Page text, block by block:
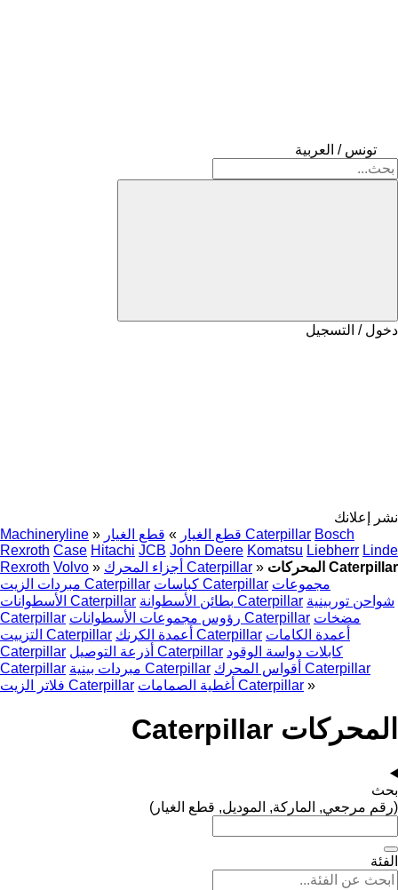
تونس / العربية
دخول / التسجيل
نشر إعلانك
Machineryline » قطع الغيار » قطع الغيار Caterpillar Bosch
Rexroth Case Hitachi JCB John Deere Komatsu Liebherr Linde
Rexroth Volvo » أجزاء المحرك Caterpillar »
المحركات Caterpillar
مبردات الزيت Caterpillar
كباسات Caterpillar مجموعات
الأسطوانات Caterpillar
بطائن الأسطوانة Caterpillar شواحن توربينية
Caterpillar
رؤوس مجموعات الأسطوانات Caterpillar مضخات
التزييت Caterpillar
أعمدة الكرنك Caterpillar أعمدة الكامات
Caterpillar
أذرعة التوصيل Caterpillar كابلات دواسة الوقود
Caterpillar
مبردات بينية Caterpillar
أقواس المحرك Caterpillar
فلاتر الزيت Caterpillar
أغطية الصمامات Caterpillar »
المحركات Caterpillar
بحث
(رقم مرجعي, الماركة, الموديل, قطع الغيار)
الفئة